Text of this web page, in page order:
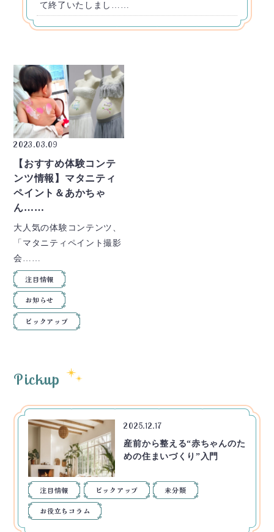
て終了いたしまし……
2023.03.09
【おすすめ体験コンテ
ンツ情報】マタニティ
ペイント＆あかちゃ
ん……
大人気の体験コンテンツ、
「マタニティペイント撮影
会……
注目情報
お知らせ
ピックアップ
Pickup
2025.12.17
産前から整える“赤ちゃんのた
めの住まいづくり”入門
注目情報 ピックアップ 未分類
お役立ちコラム